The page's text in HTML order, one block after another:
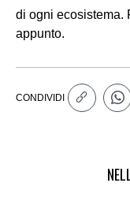
di ogni ecosistema.
appunto.
CONDIVIDI